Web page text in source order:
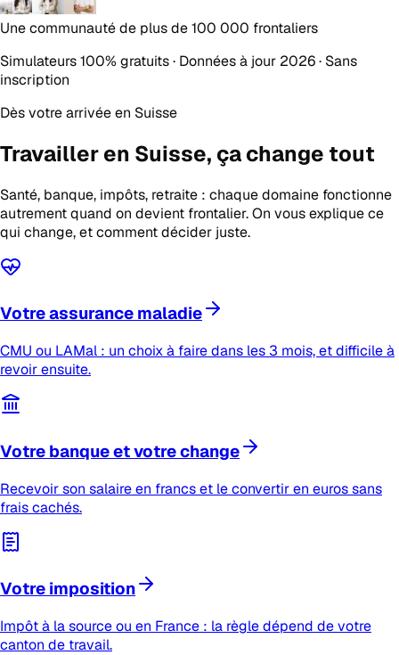
Une communauté de plus de100 000 frontaliers
Simulateurs 100% gratuits · Données à jour 2026 · Sans
inscription
Dès votre arrivée en Suisse
Travailler en Suisse, ça change tout
Santé, banque, impôts, retraite : chaque domaine fonctionne
autrement quand on devient frontalier. On vous explique ce
qui change, et comment décider juste.
Votre assurance maladie
CMU ou LAMal : un choix à faire dans les 3 mois, et difficile à
revoir ensuite.
Votre banque et votre change
Recevoir son salaire en francs et le convertir en euros sans
frais cachés.
Votre imposition
Impôt à la source ou en France : la règle dépend de votre
canton de travail.